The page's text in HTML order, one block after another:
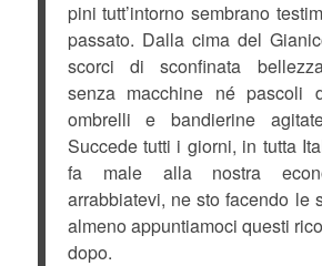
pini tutt’intorno sembrano
passato. Dalla cima del
scorci di sconfinata
senza macchine né pascoli
ombrelli e bandierine
Succede tutti i giorni, in tutta
fa male alla nostra
arrabbiatevi, ne sto facendo le
almeno appuntiamoci questi
dopo.